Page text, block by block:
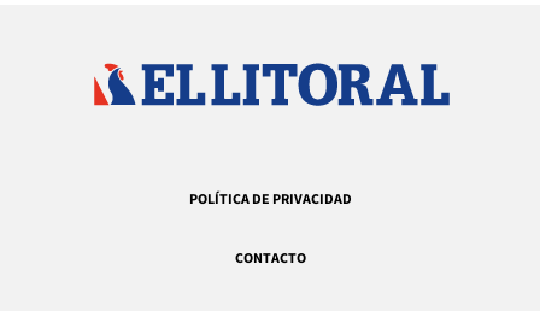
POLÍTICA DE PRIVACIDAD
CONTACTO